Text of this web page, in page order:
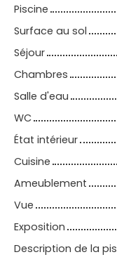
Piscine
Surface au sol
Séjour
Chambres
Salle d'eau
WC
État intérieur
Cuisine
Ameublement
Vue
Exposition
Description de la